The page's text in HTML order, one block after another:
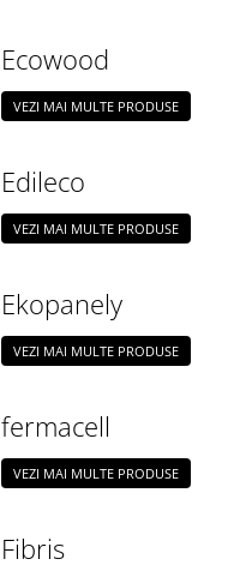
Ecowood
VEZI MAI MULTE PRODUSE
Edileco
VEZI MAI MULTE PRODUSE
Ekopanely
VEZI MAI MULTE PRODUSE
fermacell
VEZI MAI MULTE PRODUSE
Fibris